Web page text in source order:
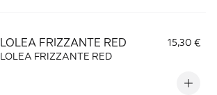
LOLEA FRIZZANTE RED
15,30 €
LOLEA FRIZZANTE RED